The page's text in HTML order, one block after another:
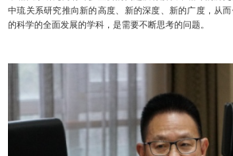
中琉关系研究推向新的高度、新的深度、新的广度，从
的科学的全面发展的学科，是需要不断思考的问题。